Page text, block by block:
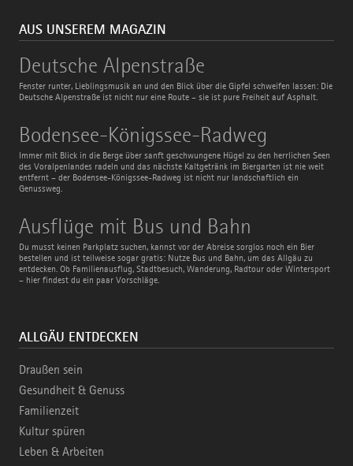
AUS UNSEREM MAGAZIN
Deutsche Alpenstraße
Fenster runter, Lieblingsmusik an und den Blick über die Gipfel schweifen lassen: Die
Deutsche Alpenstraße ist nicht nur eine Route – sie ist pure Freiheit auf Asphalt.
Deutsche
Alpenstraße
Bodensee-Königssee-Radweg
Immer mit Blick in die Berge über sanft geschwungene Hügel zu den herrlichen Seen
des Voralpenlandes radeln und das nächste Kaltgetränk im Biergarten ist nie weit
entfernt – der Bodensee-Königssee-Radweg ist nicht nur landschaftlich ein
Genussweg.
Bodensee-
Königssee-
Radweg
Ausflüge mit Bus und Bahn
Du musst keinen Parkplatz suchen, kannst vor der Abreise sorglos noch ein Bier
bestellen und ist teilweise sogar gratis: Nutze Bus und Bahn, um das Allgäu zu
entdecken. Ob Familienausflug, Stadtbesuch, Wanderung, Radtour oder Wintersport
– hier findest du ein paar Vorschläge.
Ausflüge
mit
Bus
und
Bahn
ALLGÄU ENTDECKEN
Draußen sein
Gesundheit & Genuss
Familienzeit
Kultur spüren
Leben & Arbeiten